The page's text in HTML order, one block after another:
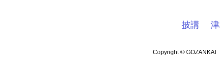
Copyright ©
披講